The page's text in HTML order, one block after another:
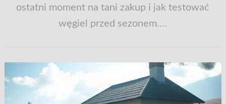
ostatni moment na tani zakup i jak testować
węgiel przed sezonem....